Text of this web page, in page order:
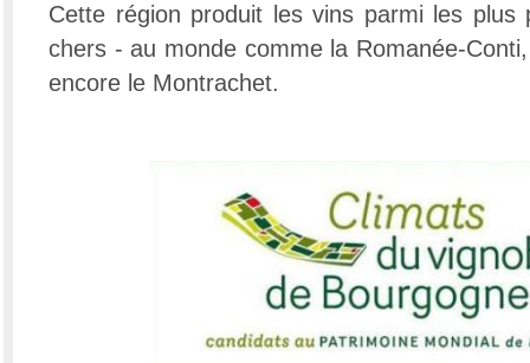
Cette région produit les vins parmi les plus
chers - au monde comme la Romanée-
encore le Montrachet.